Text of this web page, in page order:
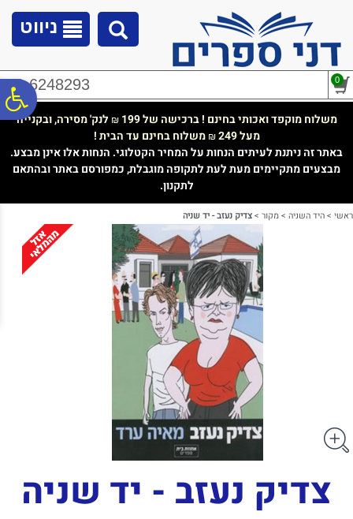
נגישות
ניווט
02-6248293 0
משלוח מוקפד ואכותי בחינם ! ברכישה של 199 ₪ לנק' מסירה, ובקנייה
מעל 249
₪משלוח בחינם עד הבית !
באתר זה ניתנת לעיתים הנחות על המחיר הקטלוגי. הנחות אלו אינן מבצע.
מבצעים מתקיימים מעת לעת לתקופה מוגבלת, כמפורסם באתר ובהתאם
לתקנון.
ראשי >היד השניה >מקור >צדיק נעזב - יד שניה
צדיק נעזב - יד שניה